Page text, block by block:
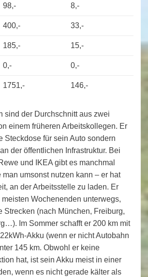
98,- 8,-
400,- 33,-
185,- 15,-
0,- 0,-
1751,- 146,-
sind der Durchschnitt aus zwei
einem früheren Arbeitskollegen. Er
Steckdose für sein Auto sondern
der öffentlichen Infrastruktur. Bei
und IKEA gibt es manchmal
man umsonst nutzen kann – er hat
an der Arbeitsstelle zu laden. Er
Wochenenden unterwegs,
Strecken (nach München, Freiburg,
Im Sommer schafft er 200 km mit
Akku (wenn er nicht Autobahn
145 km. Obwohl er keine
hat, ist sein Akku meist in einer
wenn es nicht gerade kälter als